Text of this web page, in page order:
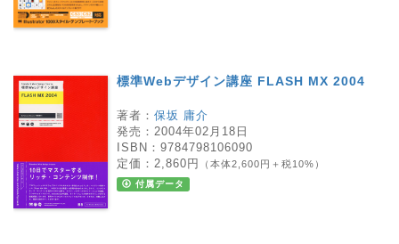
標準Webデザイン講座 FLASH MX 2004
著者： 保坂 庸介
発売： 2004年02月18日
ISBN： 9784798106090
定価： 2,860円 （本体2,600円＋税10%）
付属データ